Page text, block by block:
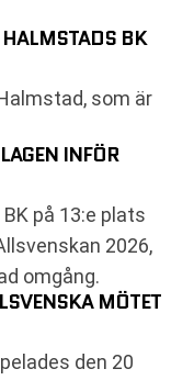
BK
som är
INFÖR
på 13:e plats
2026,
omgång.
MÖTET
den 20